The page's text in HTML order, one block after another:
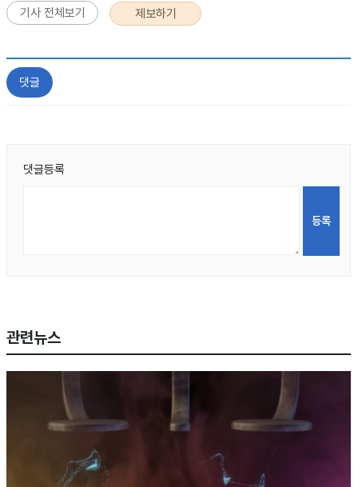
기사 전체보기 제보하기
댓글
댓글등록
관련뉴스